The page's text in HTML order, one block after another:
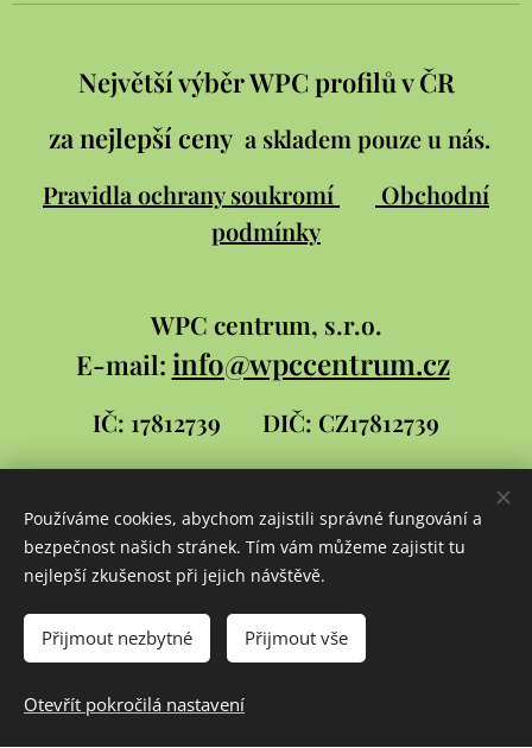
Největší výběr WPC profilů v ČR
za nejlepší ceny a skladem pouze u nás.
Pravidla ochrany soukromí
Obchodní
podmínky
WPC centrum, s.r.o.
E-mail: info@wpccentrum.cz
IČ: 17812739 DIČ: CZ17812739
Stránky pro WPC centrumvytvořilDavid
Šlambor a syn
Cookies
Čeština
Slovenčina
Používáme cookies, abychom zajistili správné fungování a
bezpečnost našich stránek. Tím vám můžeme zajistit tu
nejlepší zkušenost při jejich návštěvě.
Přijmout nezbytné Přijmout vše
Otevřít pokročilá nastavení